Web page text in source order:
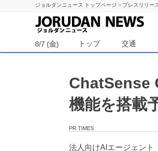
ジョルダンニュース トップページ > プレスリリー
8/7 (金) トップ 交通
ChatSense
機能を搭載
PR TIMES
法人向けAIエージェント